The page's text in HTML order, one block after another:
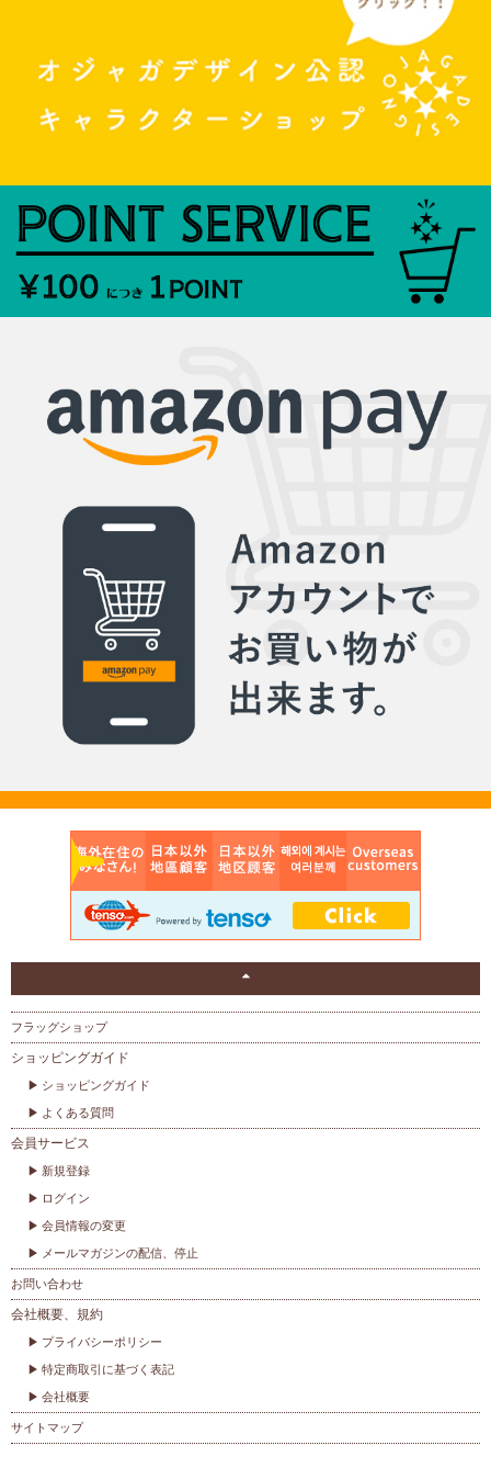
フラッグショップ
ショッピングガイド
ショッピングガイド
よくある質問
会員サービス
新規登録
ログイン
会員情報の変更
メールマガジンの配信、停止
お問い合わせ
会社概要、規約
プライバシーポリシー
特定商取引に基づく表記
会社概要
サイトマップ